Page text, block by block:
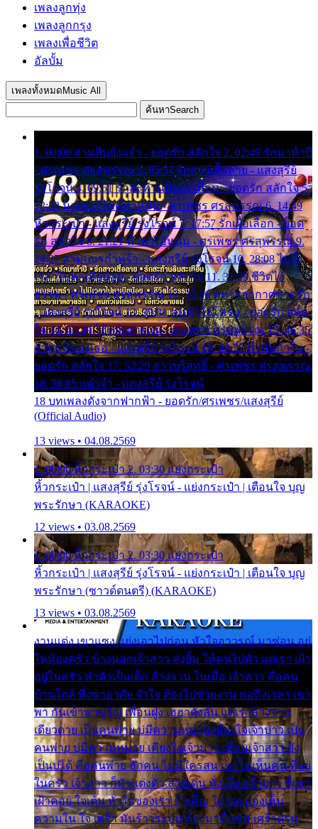
เพลงลูกทุ่ง
เพลงลูกกรุง
เพลงเพื่อชีวิต
อัลบั้ม
เพลงทั้งหมด Music All
ค้นหาSearch
1. 00:00 สามสิบยังแจ๋ว - ยอดรัก สลักใจ 2. 02:49 รักมาห้าปี
- ศรเพชร ศรสุพรรณ 3. 05:57 รักสาวเสื้อลาย - แสงสุรีย์
รุ่งโรจน์ 4. 09:51 รักสะท้านดินสะเทือน - ยอดรัก สลักใจ 5.
12:23 มอเตอร์ไซค์ทำหล่น - ศรเพชร ศรสุพรรณ 6. 14:49
หิ้วกระเป๋า - แสงสุรีย์ รุ่งโรจน์ 7. 17:57 รักเผื่อเลือก - ยอด
รัก สลักใจ 8. 21:21 น้ำตาไอ้หนุ่ม - ศรเพชร ศรสุพรรณ 9.
24:27 สามเณรกำพร้า - แสงสุรีย์ รุ่งโรจน์ 10. 28:08 ไม่มี
เวลาไปหาเมียน้อย - ยอดรัก สลักใจ 11. 31:29 ชีวิตไอ้
ธรรม - ศรเพชร ศรสุพรรณ 12. 35:26 ทหารอากาศขาดรัก
- แสงสุรีย์ รุ่งโรจน์ 13. 39:01 คนหัวใจโทรม - ยอดรัก สลัก
ใจ 14. 42:49 ไอ้หวังตายแน่ - ศรเพชร ศรสุพรรณ 15. 46:35
ธาตุแท้ของเธอ - แสงสุรีย์ รุ่งโรจน์ 16. 49:57 กำนันกำใน -
ยอดรัก สลักใจ 17. 52:29 สาวบริสุทธิ์ - ศรเพชร ศรสุพรรณ
18. 56:05 แต๋วจ๋า - แสงสุรีย์ รุ่งโรจน์
18 บทเพลงดังจากฟากฟ้า - ยอดรัก/ศรเพชร/แสงสุรีย์
(Official Audio)
13 views • 04.08.2569
1. 00:00 หิ้วกระเป๋า 2. 03:30 แย่งกระเป๋า
หิ้วกระเป๋า | แสงสุรีย์ รุ่งโรจน์ - แย่งกระเป๋า | เตือนใจ บุญ
พระรักษา (KARAOKE)
12 views • 03.08.2569
1. 00:00 หิ้วกระเป๋า 2. 03:30 แย่งกระเป๋า
หิ้วกระเป๋า | แสงสุรีย์ รุ่งโรจน์ - แย่งกระเป๋า | เตือนใจ บุญ
พระรักษา (ซาวด์ดนตรี) (KARAOKE)
13 views • 03.08.2569
งานแต่ง เขาแซง แย่งเอาไปก่อน หัวใจอาวรณ์ มาซ่อน อยู่
ในห้องครัว ข้างนอกเจ้าสาว ส่งยิ้ม ให้คนไปทั่ว แต่เรา เฝ้า
อยู่ในครัว ทำตัวเป็นเด็ก ล้างจาน ในเมื่อ เจ้าสาว คือคน
บ้านใกล้ พึ่งพาอาศัย จำใจ ต้องไปช่วยงาน พอถึงเวลา เขา
พา กันเข้าพาขวัญ เพื่อนฝูง เฮฮาดังลั่น แต่เราล้างจาน
เดียวดาย เป็นคนพ่าย บ่มีความหมาย เคียงใจเจ้าบ่าว เป็น
คนพ่าย บ่มีความหมาย เคียงใจเจ้าบ่าว เพื่อนเจ้าสาว ยัง
เป็นบ่ได้ คือคนพ่าย ฮักคน ไม่มีใครสน เขาไม่เห็นคน ที่อยู่
ในครัว เจ้าสาว ก็มัวแต่งตัว สวยเด่น นั่งเคียงเจ้าบ่าว ที่เขา
เฝ้าคอย ใจเต้น หัวใจของเรา ลำเค็ญ ใครจะมองเห็น
ความใน ใจ เศร้า มันร้าวระบม ต้องมาขื่นขม เศร้าตรม